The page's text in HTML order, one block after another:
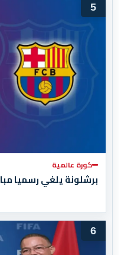
5
كورة عالمية
برشلونة يلغي رسميا
6